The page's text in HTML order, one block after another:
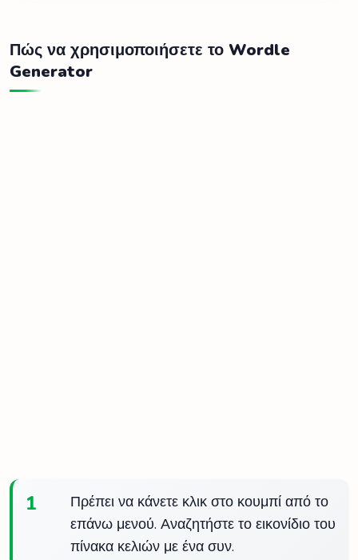
Πώς να χρησιμοποιήσετε το Wordle
Generator
1
Πρέπει να κάνετε κλικ στο κουμπί από το
επάνω μενού. Αναζητήστε το εικονίδιο του
πίνακα κελιών με ένα συν.